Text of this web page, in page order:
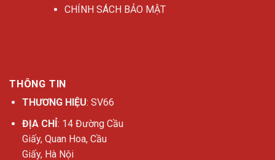
CHÍNH SÁCH BẢO MẬT
THÔNG TIN
THƯƠNG HIỆU: SV66
ĐỊA CHỈ: 14 Đường Cầu
Giấy, Quan Hoa, Cầu
Giấy, Hà Nội